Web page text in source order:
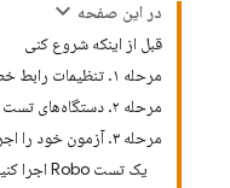
در این صفحه
قبل از اینکه شروع کنی
مرحله ۱. تنظیمات رابط خط فرمان gcloud
مرحله ۲. دستگاه‌های تست موجود را بررسی کنید
مرحله ۳. آزمون خود را اجرا کنید
یک تست Robo اجرا کنید